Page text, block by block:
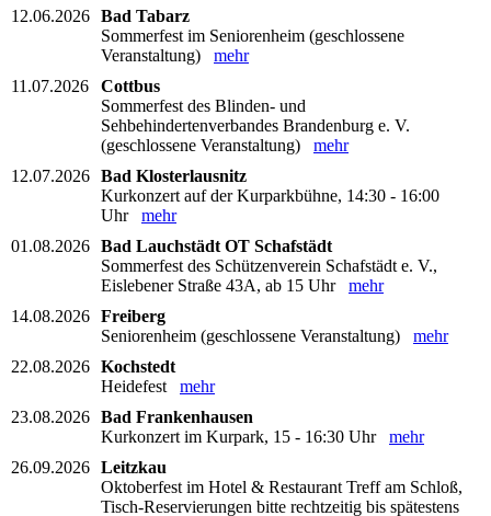
12.06.2026 Bad Tabarz
Sommerfest im Seniorenheim (geschlossene
Veranstaltung) mehr
11.07.2026
Cottbus
Sommerfest des Blinden- und
Sehbehindertenverbandes Brandenburg e. V.
(geschlossene Veranstaltung) mehr
12.07.2026 Bad Klosterlausnitz
Kurkonzert auf der Kurparkbühne, 14:30 - 16:00
Uhr mehr
01.08.2026 Bad Lauchstädt OT Schafstädt
Sommerfest des Schützenverein Schafstädt e. V.,
Eislebener Straße 43A, ab 15 Uhr mehr
14.08.2026 Freiberg
Seniorenheim (geschlossene Veranstaltung) mehr
22.08.2026 Kochstedt
Heidefest mehr
23.08.2026 Bad Frankenhausen
Kurkonzert im Kurpark, 15 - 16:30 Uhr mehr
26.09.2026 Leitzkau
Oktoberfest im Hotel & Restaurant Treff am Schloß,
Tisch-Reservierungen bitte rechtzeitig bis spätestens